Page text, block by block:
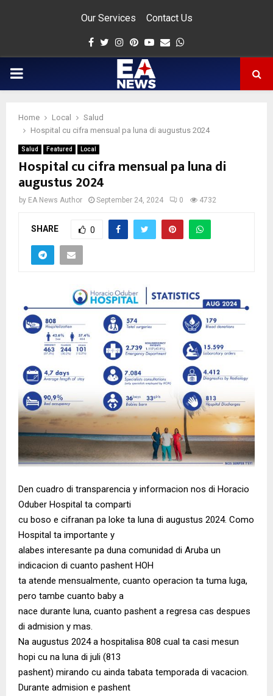
Our Services Contact Us
Facebook
Twitter
Instagram
Pinterest
Youtube
Email
PRIMARY
Home Local
Salud
Hospital cu cifra mensual pa luna di augustus 2024
Salud Featured Local
Hospital cu cifra mensual pa luna di
augustus 2024
by EA News Author September 24, 2024 0 4732
SHARE 0
Den cuadro di transparencia y informacion nos di Horacio
Oduber Hospital ta comparti
cu boso e cifranan pa loke ta luna di augustus 2024. Como
Hospital ta importante y
alabes interesante pa duna comunidad di Aruba un
indicacion di cuanto pashent HOH
ta atende mensualmente, cuanto operacion ta tuma luga,
pero tambe cuanto baby a
nace durante luna, cuanto pashent a regresa cas despues
di admision y mas.
Na augustus 2024 a hospitalisa 808 cual ta casi mesun
hopi cu na luna di juli (813
pashent) mirando cu ainda tabata temporada di vacacion.
Durante admision e pashent